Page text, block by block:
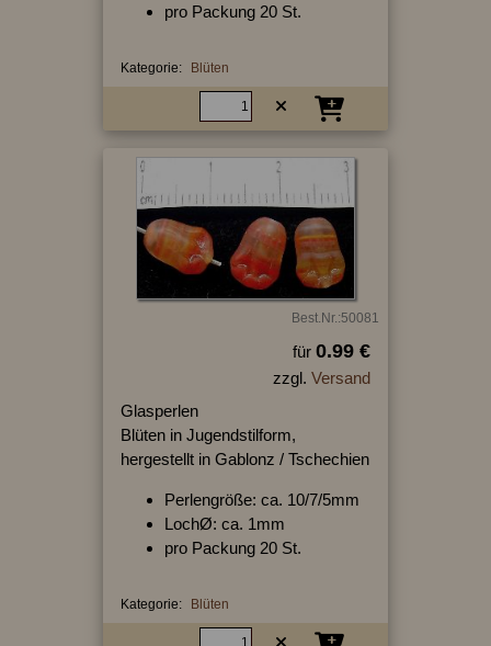
pro Packung 20 St.
Kategorie: Blüten
Best.Nr.:50081
für 0.99 €
zzgl. Versand
Glasperlen
Blüten in Jugendstilform,
hergestellt in Gablonz / Tschechien
Perlengröße: ca. 10/7/5mm
LochØ: ca. 1mm
pro Packung 20 St.
Kategorie: Blüten